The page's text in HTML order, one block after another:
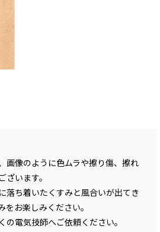
画像のように色ムラや擦り傷、擦れ
います。
落ち着いたくすみと風合いが出てき
をお楽しみください。
電気技師へご依頼ください。